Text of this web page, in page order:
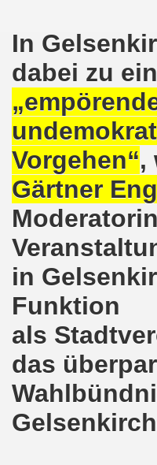
In
dabei zu
Vorgehen“,
Gärtner
in
Funktion
als
das
Bürger
Gelsenkirchener
Bewegung am
am
als einer der
am
Bewegung am
sendet
bei Eiseskälte